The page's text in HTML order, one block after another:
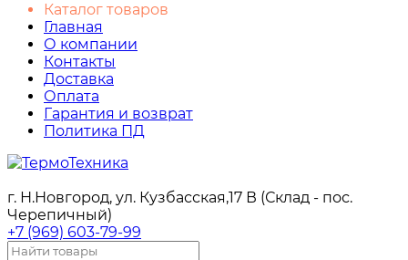
Каталог товаров
Главная
О компании
Контакты
Доставка
Оплата
Гарантия и возврат
Политика ПД
г. Н.Новгород, ул. Кузбасская,17 В (Склад - пос.
Черепичный)
+7 (969) 603-79-99